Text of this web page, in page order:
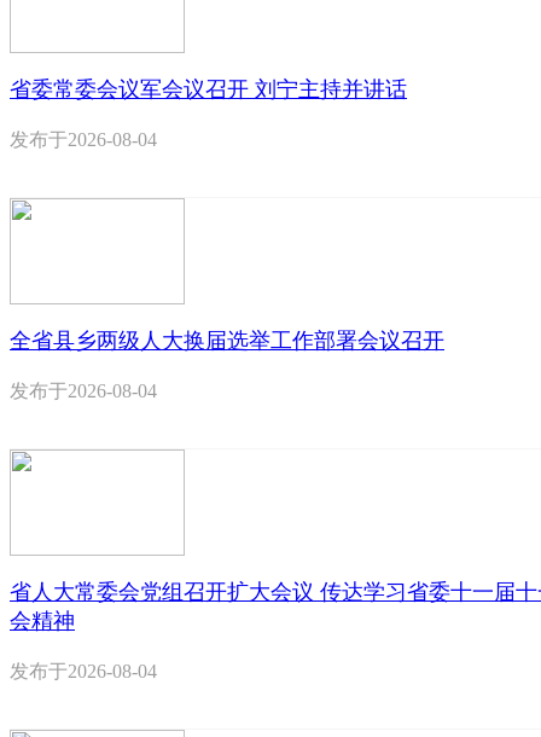
省委常委会议军会议召开 刘宁主持并讲话
发布于2026-08-04
全省县乡两级人大换届选举工作部署会议召开
发布于2026-08-04
省人大常委会党组召开扩大会议 传达学习省委十一届
会精神
发布于2026-08-04